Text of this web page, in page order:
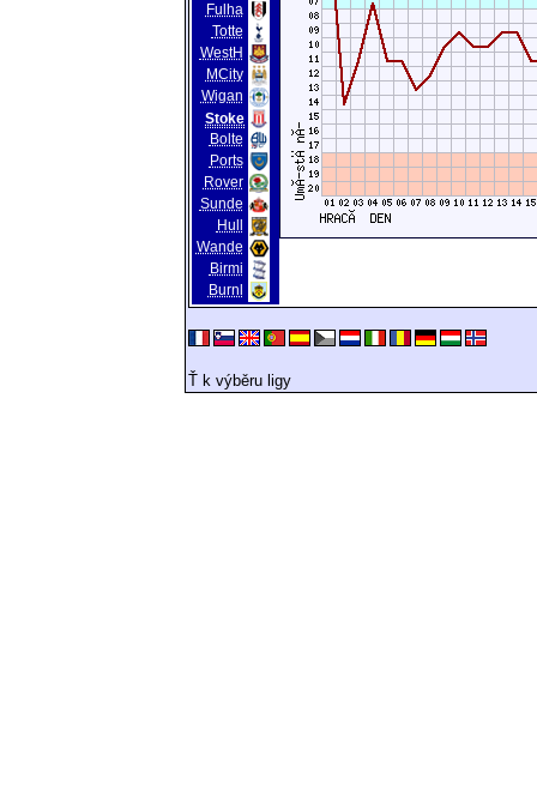
Fulha
Totte
WestH
MCity
Wigan
Stoke
Bolte
Ports
Rover
Sunde
Hull
Wande
Birmi
Burnl
Ť k výběru ligy